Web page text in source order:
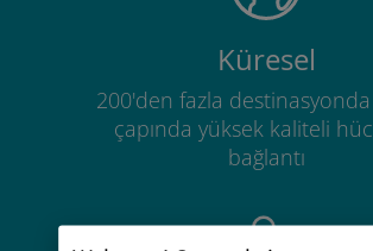
Küresel
200'den fazla
çapında yüksek kaliteli
bağlantı